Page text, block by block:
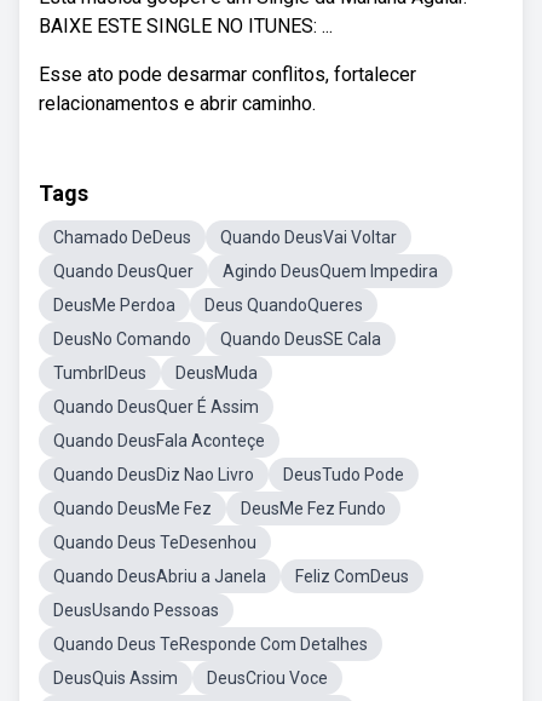
BAIXE ESTE SINGLE NO ITUNES: ...
Esse ato pode desarmar conflitos, fortalecer
relacionamentos e abrir caminho.
Tags
Chamado DeDeus
Quando DeusVai Voltar
Quando DeusQuer
Agindo DeusQuem Impedira
DeusMe Perdoa
Deus QuandoQueres
DeusNo Comando
Quando DeusSE Cala
TumbrlDeus
DeusMuda
Quando DeusQuer É Assim
Quando DeusFala Aconteçe
Quando DeusDiz Nao Livro
DeusTudo Pode
Quando DeusMe Fez
DeusMe Fez Fundo
Quando Deus TeDesenhou
Quando DeusAbriu a Janela
Feliz ComDeus
DeusUsando Pessoas
Quando Deus TeResponde Com Detalhes
DeusQuis Assim
DeusCriou Voce